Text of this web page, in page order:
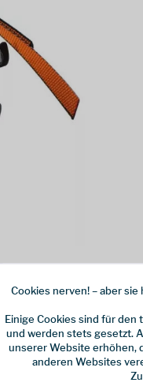
Leverlock & Flexlock
Flexlock"
Cookies nerven! – aber
Einige Cookies sind für
und werden stets gesetzt.
unserer Website erhöhen,
anderen Websites